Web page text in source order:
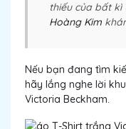
thiếu của bất
Hoàng Kim
Nếu bạn đang tìm
hãy lắng nghe lời
Victoria Beckham.